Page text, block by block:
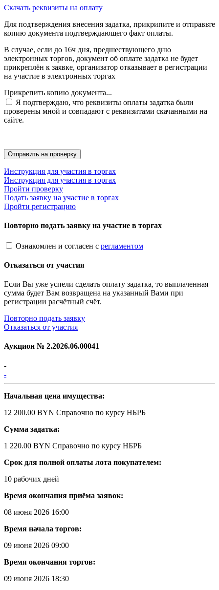
Скачать реквизиты на оплату
Для подтверждения внесения задатка, прикрипите и отправьте
копию документа подтверждающего факт оплаты.
В случае, если до 16ч дня, предшествующего дню
электронных торгов, документ об оплате задатка не будет
прикреплён к заявке, организатор отказывает в регистрации
на участие в электронных торгах
Прикрепить копию документа...
Я подтверждаю, что реквизиты оплаты задатка были
проверены мной и совпадают с реквизитами скачанными на
сайте.
Инструкция для участия в торгах
Инструкция для участия в торгах
Пройти проверку
Подать заявку на участие в торгах
Пройти регистрацию
Повторно подать заявку на участие в торгах
Ознакомлен и согласен с регламентом
Отказаться от участия
Если Вы уже успели сделать оплату задатка, то выплаченная
сумма будет Вам возвращена на указанный Вами при
регистрации расчётный счёт.
Повторно подать заявку
Отказаться от участия
Аукцион № 2.2026.06.00041
-
-
Начальная цена имущества:
12 200.00 BYN Справочно по курсу НБРБ
Сумма задатка:
1 220.00 BYN Справочно по курсу НБРБ
Срок для полной оплаты лота покупателем:
10 рабочих дней
Время окончания приёма заявок:
08 июня 2026 16:00
Время начала торгов:
09 июня 2026 09:00
Время окончания торгов:
09 июня 2026 18:30